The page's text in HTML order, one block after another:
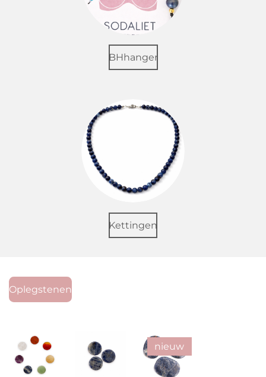
BHhanger
Kettingen
Oplegstenen
nieuw